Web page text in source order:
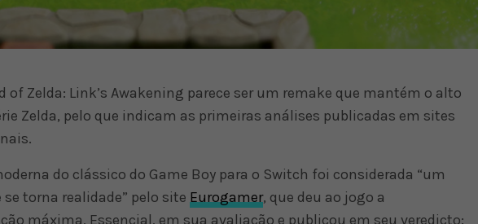
of Zelda: Link’s Awakening parece ser um remake que mantém o alto
Zelda, pelo que indicam as primeiras análises publicadas em sites
do clássico do Game Boy para o Switch foi considerada “um
se torna realidade” pelo site Eurogamer, que deu ao jogo a
máxima, Essencial, em sua avaliação e publicou em seu veredicto: